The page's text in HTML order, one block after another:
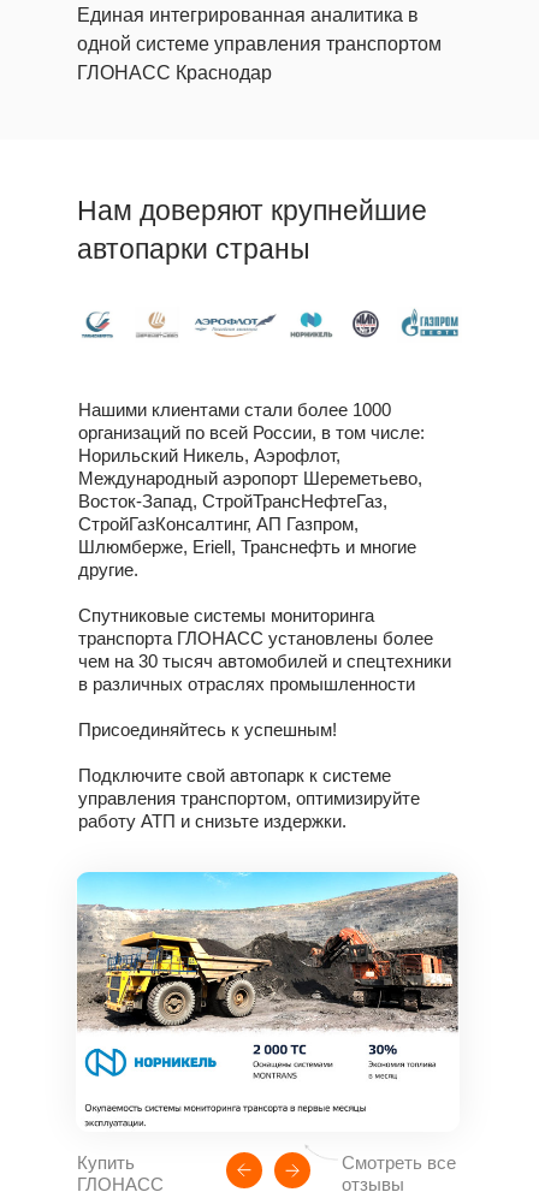
Единая интегрированная аналитика в
одной системе управления транспортом
ГЛОНАСС Краснодар
Нам доверяют крупнейшие
автопарки страны
Смотреть все
отзывы
Нашими клиентами стали более 1000
организаций по всей России, в том числе:
Норильский Никель, Аэрофлот,
Международный аэропорт Шереметьево,
Восток-Запад, СтройТрансНефтеГаз,
СтройГазКонсалтинг, АП Газпром,
Шлюмберже, Eriell, Транснефть и многие
другие.
Спутниковые системы мониторинга
транспорта ГЛОНАСС установлены более
чем на 30 тысяч автомобилей и спецтехники
в различных отраслях промышленности
Присоединяйтесь к успешным!
Подключите свой автопарк к системе
управления транспортом, оптимизируйте
работу АТП и снизьте издержки.
Купить
ГЛОНАСС